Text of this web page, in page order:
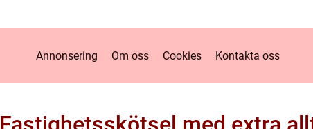
Annonsering Om oss Cookies Kontakta oss